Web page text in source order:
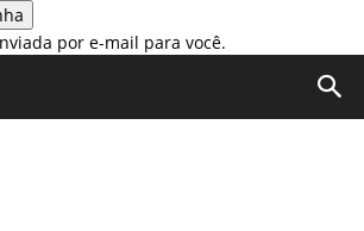
por e-mail para você.